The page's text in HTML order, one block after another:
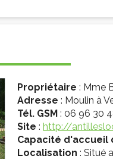
Propriétaire : Mme
Adresse : Moulin à
Tél. GSM : 06 96 30
Site : http://
Capacité
Localisation : Situé